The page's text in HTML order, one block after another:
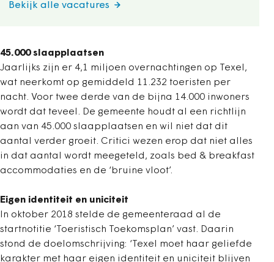
Bekijk alle vacatures
45.000 slaapplaatsen
Jaarlijks zijn er 4,1 miljoen overnachtingen op Texel,
wat neerkomt op gemiddeld 11.232 toeristen per
nacht. Voor twee derde van de bijna 14.000 inwoners
wordt dat teveel. De gemeente houdt al een richtlijn
aan van 45.000 slaapplaatsen en wil niet dat dit
aantal verder groeit. Critici wezen erop dat niet alles
in dat aantal wordt meegeteld, zoals bed & breakfast
accommodaties en de ‘bruine vloot’.
Eigen identiteit en uniciteit
In oktober 2018 stelde de gemeenteraad al de
startnotitie ‘Toeristisch Toekomsplan’ vast. Daarin
stond de doelomschrijving: ‘Texel moet haar geliefde
karakter met haar eigen identiteit en uniciteit blijven